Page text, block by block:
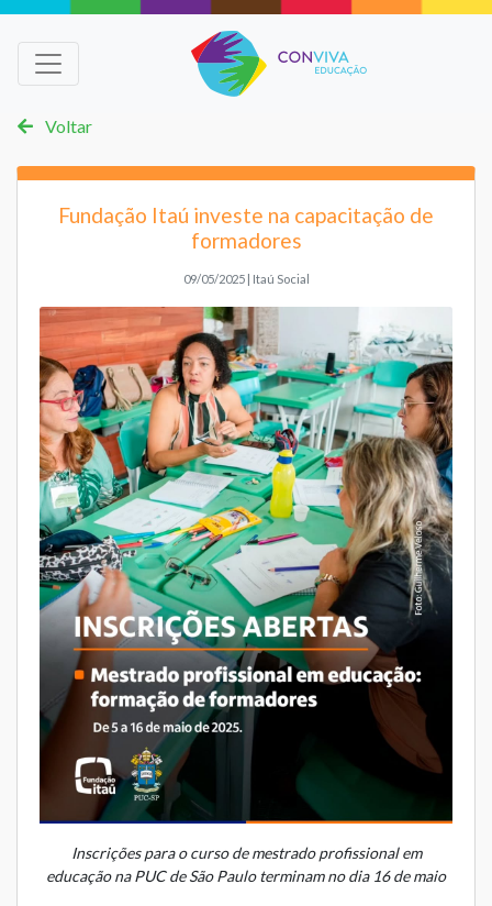
Voltar
Fundação Itaú investe na capacitação de
formadores
09/05/2025 | Itaú Social
Inscrições para o curso de mestrado profissional em
educação na PUC de São Paulo terminam no dia 16 de maio